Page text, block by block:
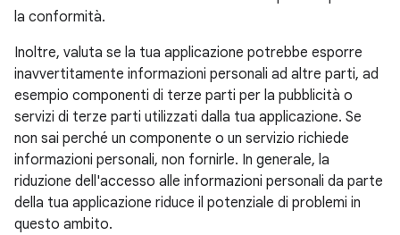
la conformità.
Inoltre, valuta se la tua applicazione potrebbe esporre
inavvertitamente informazioni personali ad altre parti, ad
esempio componenti di terze parti per la pubblicità o
servizi di terze parti utilizzati dalla tua applicazione. Se
non sai perché un componente o un servizio richiede
informazioni personali, non fornirle. In generale, la
riduzione dell'accesso alle informazioni personali da parte
della tua applicazione riduce il potenziale di problemi in
questo ambito.